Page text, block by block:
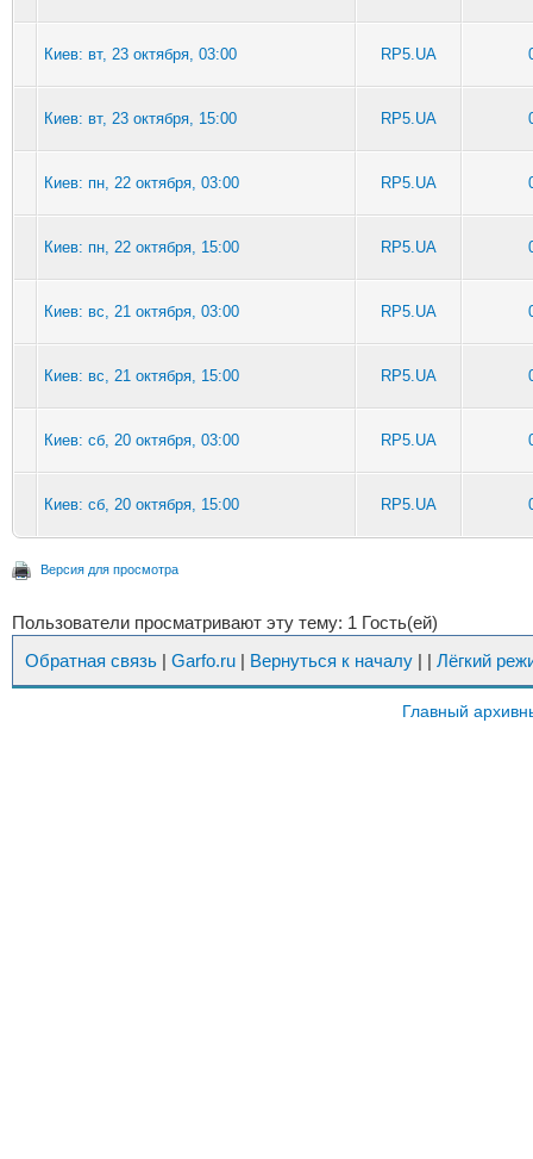
Киев: вт, 23 октября, 03:00 RP5.UA
Киев: вт, 23 октября, 15:00 RP5.UA
Киев: пн, 22 октября, 03:00 RP5.UA
Киев: пн, 22 октября, 15:00 RP5.UA
Киев: вс, 21 октября, 03:00 RP5.UA
Киев: вс, 21 октября, 15:00 RP5.UA
Киев: сб, 20 октября, 03:00 RP5.UA
Киев: сб, 20 октября, 15:00 RP5.UA
Версия для просмотра
Пользователи просматривают эту тему: 1 Гость(ей)
Обратная связь | Garfo.ru | Вернуться к началу | | Лёгкий
Главный